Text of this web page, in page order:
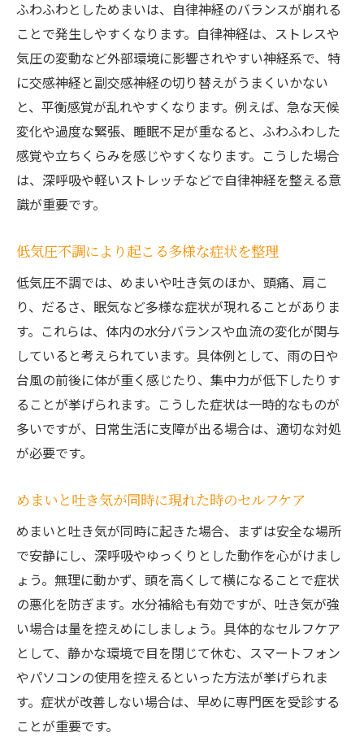
ふわふわとしためまいは、自律神経のバランスが崩れる
ことで発生しやすくなります。自律神経は、ストレスや
気圧の変動など外部環境に影響されやすい神経系で、特
に交感神経と副交感神経の切り替えがうまくいかない
と、平衡感覚が乱れやすくなります。例えば、急な天候
変化や過度な緊張、睡眠不足が重なると、ふわふわした
感覚や立ちくらみを感じやすくなります。こうした場合
は、深呼吸や軽いストレッチなどで自律神経を整える意
識が重要です。
低気圧不調により起こる多様な症状を整理
低気圧不調では、めまいや吐き気のほか、頭痛、肩こ
り、だるさ、眠気など多様な症状が現れることがありま
す。これらは、体内の水分バランスや血流の変化が関与
していると考えられています。具体例として、雨の日や
台風の前後に体が重く感じたり、集中力が低下したりす
ることが挙げられます。こうした症状は一時的なものが
多いですが、日常生活に支障が出る場合は、適切な対処
が必要です。
めまいと吐き気が同時に現れた時のセルフケア
めまいと吐き気が同時に起きた場合、まずは安全な場所
で安静にし、深呼吸やゆっくりとした動作を心がけまし
ょう。無理に動かず、頭を高くして横になることで症状
の悪化を防ぎます。水分補給も有効ですが、吐き気が強
い場合は量を控えめにしましょう。具体的なセルフケア
として、静かな環境で目を閉じて休む、スマートフォン
やパソコンの使用を控えるといった方法が挙げられま
す。症状が改善しない場合は、早めに専門医を受診する
ことが重要です。